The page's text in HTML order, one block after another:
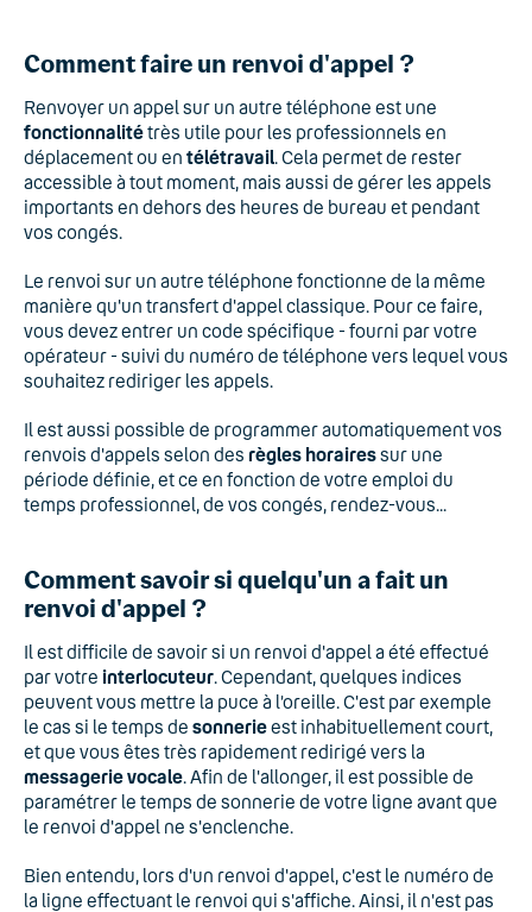
Comment faire un renvoi d'appel ?
Renvoyer un appel sur un autre téléphone est une
fonctionnalitétrès utile pour les professionnels en
déplacement ou en télétravail. Cela permet de rester
accessible à tout moment, mais aussi de gérer les appels
importants en dehors des heures de bureau et pendant
vos congés.
Le renvoi sur un autre téléphone fonctionne de la même
manière qu'un transfert d'appel classique. Pour ce faire,
vous devez entrer un code spécifique - fourni par votre
opérateur - suivi du numéro de téléphone vers lequel vous
souhaitez rediriger les appels.
Il est aussi possible de programmer automatiquement vos
renvois d'appels selon des règles horairessur une
période définie, et ce en fonction de votre emploi du
temps professionnel, de vos congés, rendez-vous...
Comment savoir si quelqu'un a fait un
renvoi d'appel ?
Il est difficile de savoir si un renvoi d'appel a été effectué
par votre interlocuteur. Cependant, quelques indices
peuvent vous mettre la puce à l’oreille. C'est par exemple
le cas si le temps de sonnerieest inhabituellement court,
et que vous êtes très rapidement redirigé vers la
messagerie vocale. Afin de l'allonger, il est possible de
paramétrer le temps de sonnerie de votre ligne avant que
le renvoi d'appel ne s'enclenche.
Bien entendu, lors d'un renvoi d'appel, c'est le numéro de
la ligne effectuant le renvoi qui s'affiche. Ainsi, il n'est pas